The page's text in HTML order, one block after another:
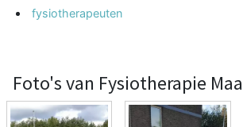
fysiotherapeuten
Foto's van Fysiotherapie